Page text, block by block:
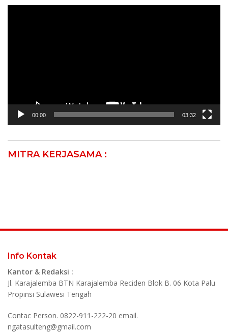
00:00 03:32
MITRA KERJASAMA :
Info Kontak
Kantor & Redaksi :
Jl. Karajalemba BTN Karajalemba Reciden Blok B. 06 Kota Palu
Propinsi Sulawesi Tengah
Contac Person. 0822-911-222-20 email.
ngatasulteng@gmail.com